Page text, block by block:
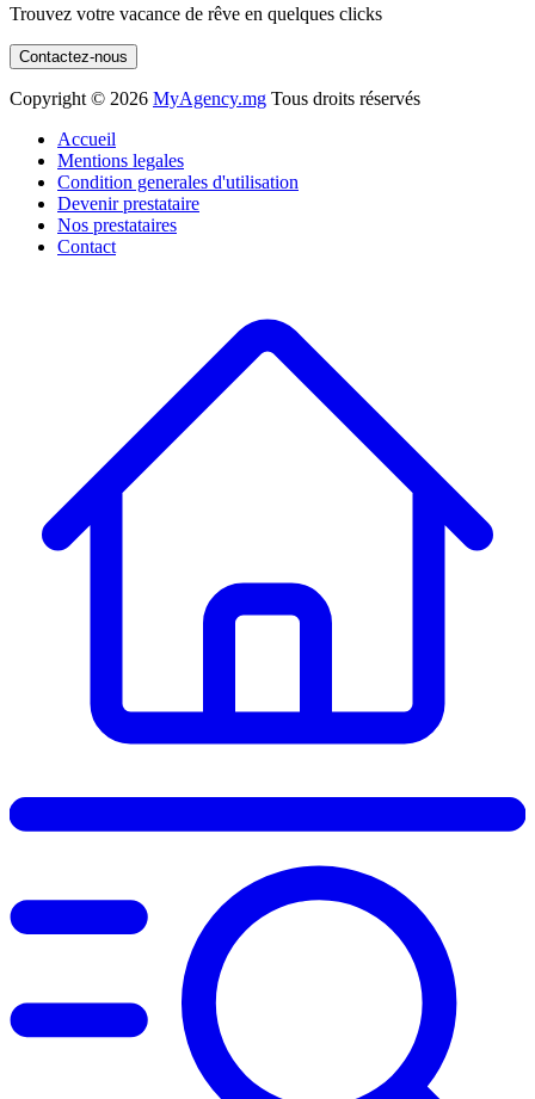
Trouvez votre vacance de rêve en quelques clicks
Contactez-nous
Copyright © 2026 MyAgency.mg Tous droits réservés
Accueil
Mentions legales
Condition generales d'utilisation
Devenir prestataire
Nos prestataires
Contact